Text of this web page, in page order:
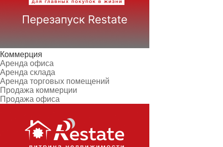
Коммерция
Аренда офиса
Аренда склада
Аренда торговых помещений
Продажа коммерции
Продажа офиса